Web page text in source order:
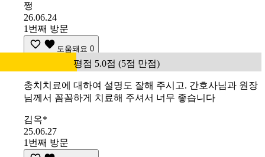
쩡
26.06.24
1번째 방문
도움돼요 0
평점 5.0점 (5점 만점)
충치치료에 대하여 설명도 잘해 주시고. 간호사님과 원장
님께서 꼼꼼하게 치료해 주셔서 너무 좋습니다
김옥*
25.06.27
1번째 방문